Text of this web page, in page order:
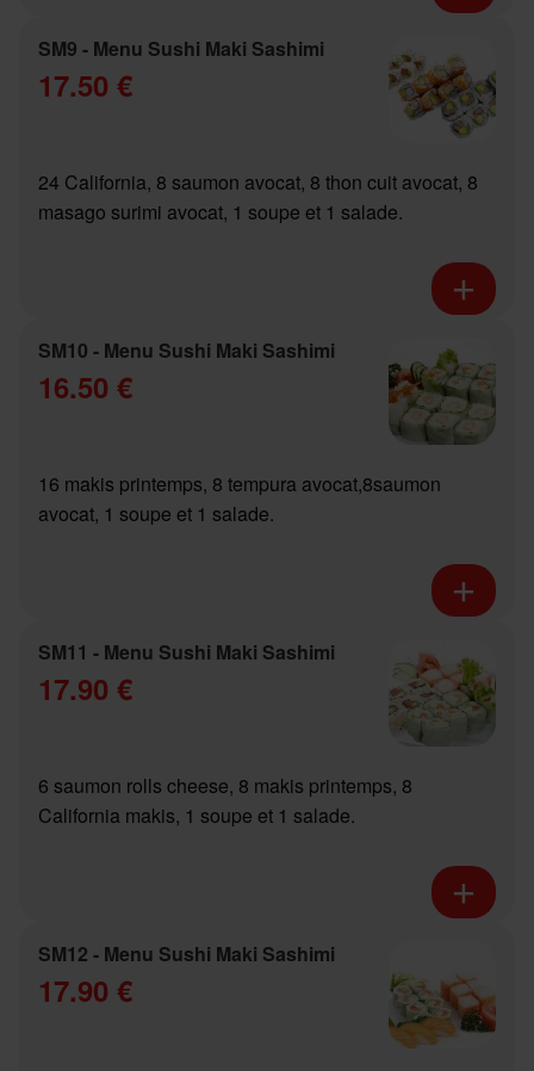
SM9 - Menu Sushi Maki Sashimi
17.50 €
24 California, 8 saumon avocat, 8 thon cuit avocat, 8
masago surimi avocat, 1 soupe et 1 salade.
SM10 - Menu Sushi Maki Sashimi
16.50 €
16 makis printemps, 8 tempura avocat,8saumon
avocat, 1 soupe et 1 salade.
SM11 - Menu Sushi Maki Sashimi
17.90 €
6 saumon rolls cheese, 8 makis printemps, 8
California makis, 1 soupe et 1 salade.
SM12 - Menu Sushi Maki Sashimi
17.90 €